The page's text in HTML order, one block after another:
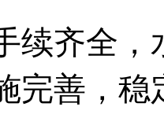
续齐全
完善，